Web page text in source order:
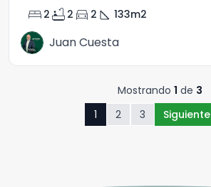
bed 2 bathtub 2 directions_car 2 square_foot 133m2
Juan Cuesta
Mostrando 1 de 3
1
2 3 Siguiente